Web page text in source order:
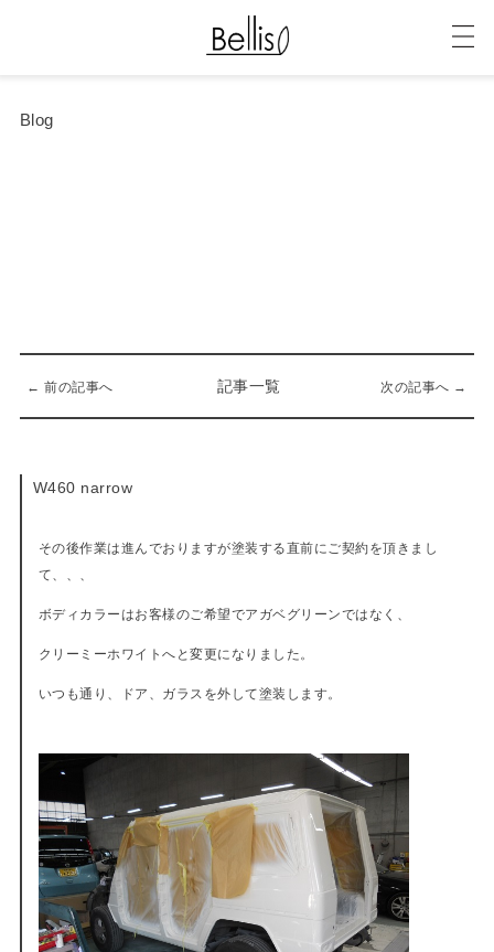
Blog
← 前の記事へ 記事一覧 次の記事へ →
W460 narrow
その後作業は進んでおりますが塗装する直前にご契約を頂きまし
て、、、
ボディカラーはお客様のご希望でアガベグリーンではなく、
クリーミーホワイトへと変更になりました。
いつも通り、ドア、ガラスを外して塗装します。